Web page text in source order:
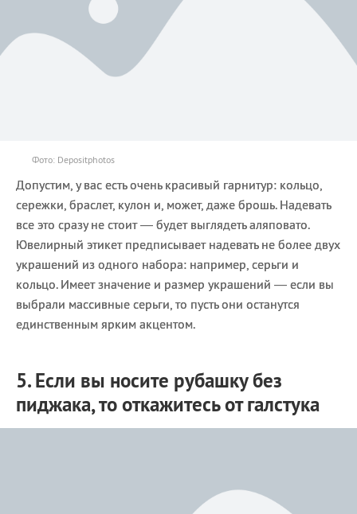
Фото: Depositphotos
Допустим, у вас есть очень красивый гарнитур: кольцо,
сережки, браслет, кулон и, может, даже брошь. Надевать
все это сразу не стоит — будет выглядеть аляповато.
Ювелирный этикет предписывает надевать не более двух
украшений из одного набора: например, серьги и
кольцо. Имеет значение и размер украшений — если вы
выбрали массивные серьги, то пусть они останутся
единственным ярким акцентом.
5. Если вы носите рубашку без
пиджака, то откажитесь от галстука